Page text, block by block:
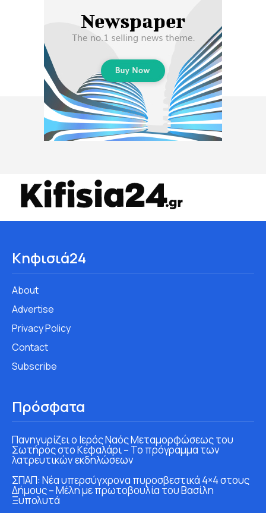
Κηφισιά24
About
Advertise
Privacy Policy
Contact
Subscribe
Πρόσφατα
Πανηγυρίζει ο Ιερός Ναός Μεταμορφώσεως του
Σωτήρος στο Κεφαλάρι – Το πρόγραμμα των
λατρευτικών εκδηλώσεων
ΣΠΑΠ: Νέα υπερσύγχρονα πυροσβεστικά 4×4 στους
Δήμους – Μέλη με πρωτοβουλία του Βασίλη
Ξυπολυτά